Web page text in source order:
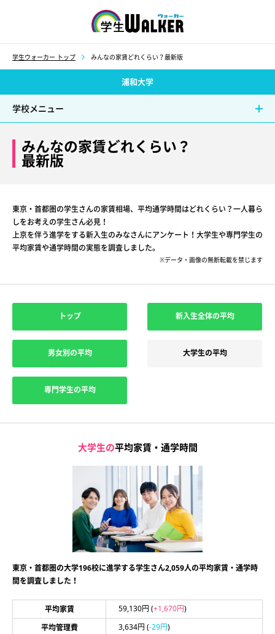
学生ウォーカー トップ みんなの家賃どれくらい？最新版
浦和大学
学校メニュー
みんなの家賃どれくらい？
最新版
東京・首都圏の学生さんの家賃相場、平均通学時間はどれくらい？一人暮ら
しをお考えの学生さん必見！
上京を伴う進学をする新入生のみなさんにアンケート！大学生や専門学生の
平均家賃や通学時間の実態を調査しました。
※データ・画像の無断転載を禁じます
トップ 新入生全体の平均
男女別の平均 大学生の平均
専門学生の平均
大学生の平均家賃・通学時間
東京・首都圏の大学196校に進学する学生さん2,059人の平均家賃・通学時
間を調査しました！
平均家賃 59,130円 (+1,670円)
平均管理費
3,634円 (-29円)